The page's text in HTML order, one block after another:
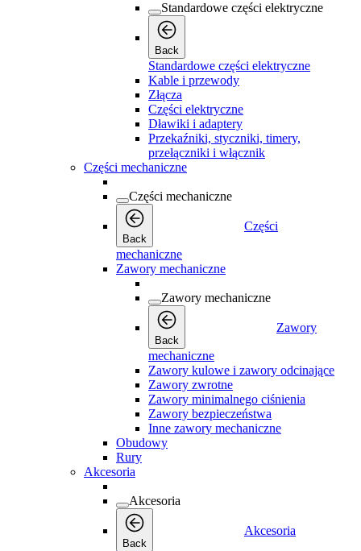
Standardowe części elektryczne
Back
Standardowe części elektryczne
Kable i przewody
Złącza
Części elektryczne
Dławiki i adaptery
Przekaźniki, styczniki, timery,
przełączniki i włącznik
Części mechaniczne
Części mechaniczne
Back
Części
mechaniczne
Zawory mechaniczne
Zawory mechaniczne
Back
Zawory
mechaniczne
Zawory kulowe i zawory odcinające
Zawory zwrotne
Zawory minimalnego ciśnienia
Zawory bezpieczeństwa
Inne zawory mechaniczne
Obudowy
Rury
Akcesoria
Akcesoria
Back
Akcesoria